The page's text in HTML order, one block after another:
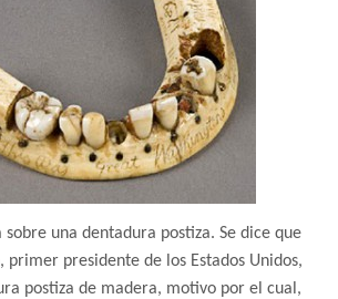
sobre una dentadura postiza. Se dice que
primer presidente de los Estados Unidos,
postiza de madera, motivo por el cual,